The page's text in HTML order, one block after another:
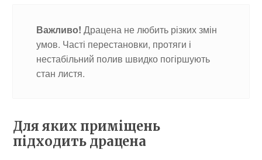
Важливо! Драцена не любить різких змін
умов. Часті перестановки, протяги і
нестабільний полив швидко погіршують
стан листя.
Для яких приміщень
підходить драцена